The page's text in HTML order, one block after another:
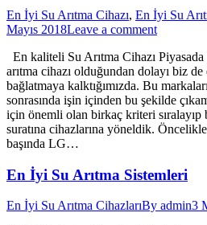
En İyi Su Arıtma Cihazı, En İyi Su
Mayıs 2018Leave a comment
En kaliteli Su Arıtma Cihazı
arıtma cihazı olduğundan dolayı biz
bağlatmaya kalktığımızda. Bu
sonrasında işin içinden bu şekilde
için önemli olan birkaç kriteri sıralayıp
suratına cihazlarına yöneldik.
başında LG…
En İyi Su Arıtma Sistemleri
En İyi Su Arıtma CihazlarıBy admin3